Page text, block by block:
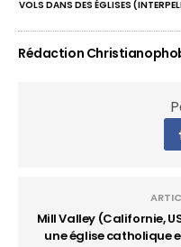
VOLS DANS DES ÉGLISES
Rédaction
Mill Valley (Californie,
une église catholique